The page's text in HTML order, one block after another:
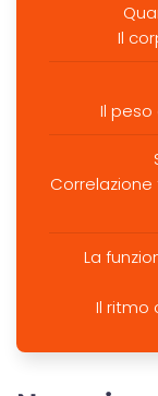
Il
Il peso
La
Il ritmo